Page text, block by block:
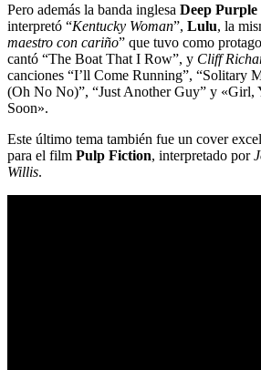
Pero además la banda inglesa Deep Purple
interpretó “Kentucky Woman”, Lulu, la
maestro con cariño” que tuvo como
cantó “The Boat That I Row”, y Cliff
canciones “I’ll Come Running”, “Solitary
(Oh No No)”, “Just Another Guy” y «Girl,
Soon».
Este último tema también fue un cover
para el film Pulp Fiction, interpretado por
Willis.